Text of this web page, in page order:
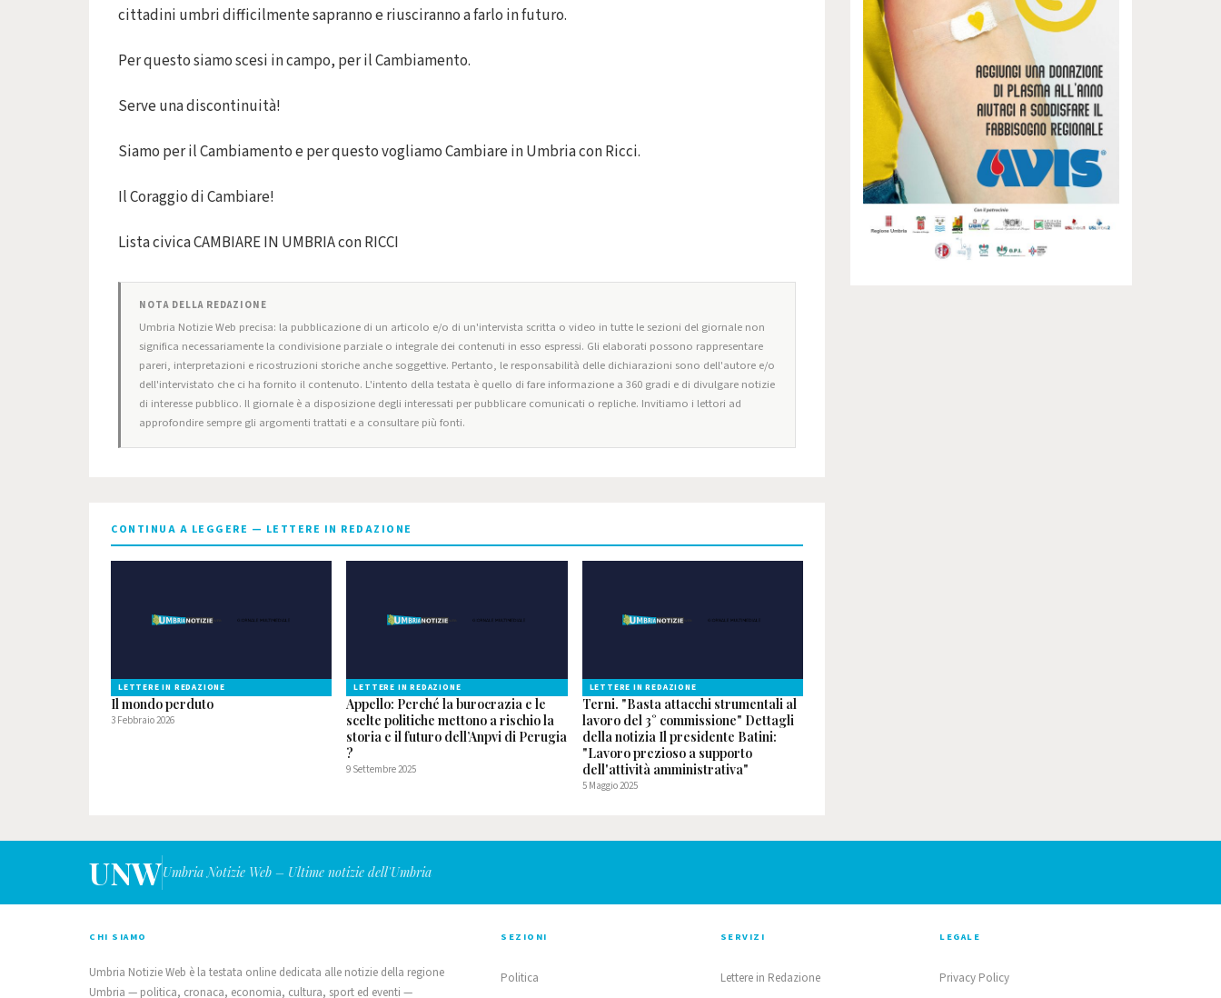
cittadini umbri difficilmente sapranno e riusciranno a farlo in futuro.
Per questo siamo scesi in campo, per il Cambiamento.
Serve una discontinuità!
Siamo per il Cambiamento e per questo vogliamo Cambiare in Umbria con Ricci.
Il Coraggio di Cambiare!
Lista civica CAMBIARE IN UMBRIA con RICCI
NOTA DELLA REDAZIONE
Umbria Notizie Web precisa: la pubblicazione di un articolo e/o di un'intervista scritta o video in tutte le sezioni del giornale non
significa necessariamente la condivisione parziale o integrale dei contenuti in esso espressi. Gli elaborati possono rappresentare
pareri, interpretazioni e ricostruzioni storiche anche soggettive. Pertanto, le responsabilità delle dichiarazioni sono dell'autore e/o
dell'intervistato che ci ha fornito il contenuto. L'intento della testata è quello di fare informazione a 360 gradi e di divulgare notizie
di interesse pubblico. Il giornale è a disposizione degli interessati per pubblicare comunicati o repliche. Invitiamo i lettori ad
approfondire sempre gli argomenti trattati e a consultare più fonti.
CONTINUA A LEGGERE — LETTERE IN REDAZIONE
LETTERE IN REDAZIONE
Il mondo perduto
3 Febbraio 2026
LETTERE IN REDAZIONE
Appello: Perché la burocrazia e le
scelte politiche mettono a rischio la
storia e il futuro dell’Anpvi di Perugia
?
9 Settembre 2025
LETTERE IN REDAZIONE
Terni. "Basta attacchi strumentali al
lavoro del 3° commissione" Dettagli
della notizia Il presidente Batini:
"Lavoro prezioso a supporto
dell'attività amministrativa"
5 Maggio 2025
UNWUmbria Notizie Web – Ultime notizie dell'Umbria
CHI SIAMO
Umbria Notizie Web è la testata online dedicata alle notizie della regione
Umbria — politica, cronaca, economia, cultura, sport ed eventi —
SEZIONI
Politica
SERVIZI
Lettere in Redazione
LEGALE
Privacy Policy